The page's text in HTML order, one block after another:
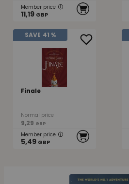
Member price
11,19 GBP
SAVE 41 %
Finale
Normal price
9,29 GBP
Member price
5,49 GBP